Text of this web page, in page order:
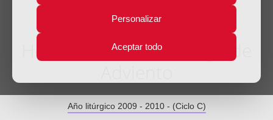
Personalizar
Aceptar todo
Homilía Cuarto Domingo de
Año litúrgico 2009 - 2010 - (Ciclo C)